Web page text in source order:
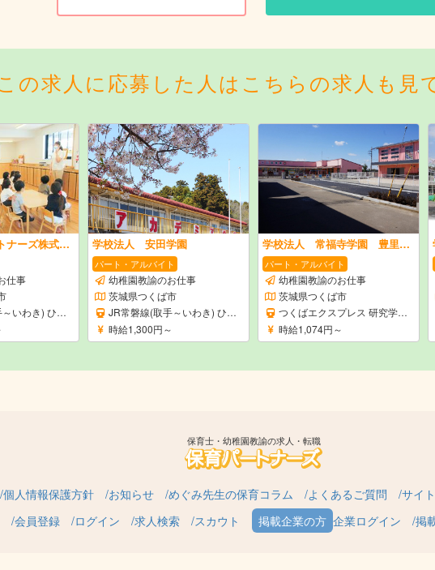
の求人に応募した人はこちらの求人も見
キャリア・パートナーズ株式会社
仕事
ひたち野うしく駅
学校法人 安田学園
パート・アルバイト
幼稚園教諭のお仕事
茨城県つくば市
JR常磐線(取手～いわき) ひたち野うしく駅
時給1,300円～
学校法人 常福寺学園 豊里もみじこども園
パート・アルバイト
幼稚園教諭のお仕事
茨城県つくば市
つくばエクスプレス 研究学園駅
時給1,074円～
保育士・幼稚園教諭の求人・転職
個人情報保護方針 お知らせ めぐみ先生の保育コラム よくあるご質問 サイ
会員登録 ログイン 求人検索 スカウト 企業ログイン 掲